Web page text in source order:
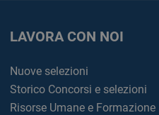
LAVORA CON NOI
Nuove selezioni
Storico Concorsi e selezioni
Risorse Umane e Formazione